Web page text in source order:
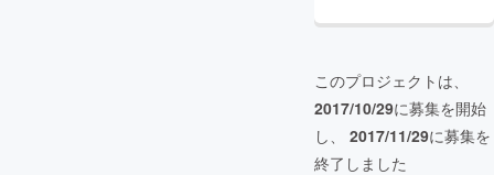
このプロジェクトは、
2017/10/29に募集を開始
し、 2017/11/29に募集を
終了しました